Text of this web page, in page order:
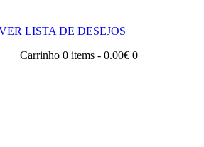
LISTA DE DESEJOS
Carrinho 0 items - 0.00€ 0